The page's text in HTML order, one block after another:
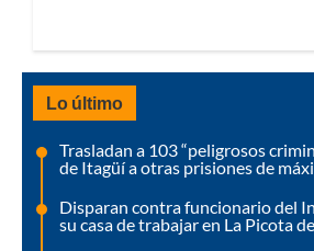
Lo último
Trasladan a 103 “peligrosos
de Itagüí a otras prisiones de
Disparan contra funcionario del
su casa de trabajar en La Picota